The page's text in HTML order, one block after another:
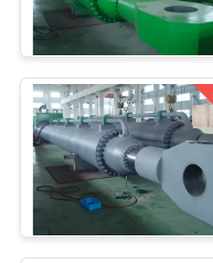
OVER
ONS